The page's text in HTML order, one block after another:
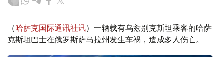
（哈萨克国际通讯社讯）一辆载有乌兹别克斯坦乘客的哈萨
克斯坦巴士在俄罗斯萨马拉州发生车祸，造成多人伤亡。